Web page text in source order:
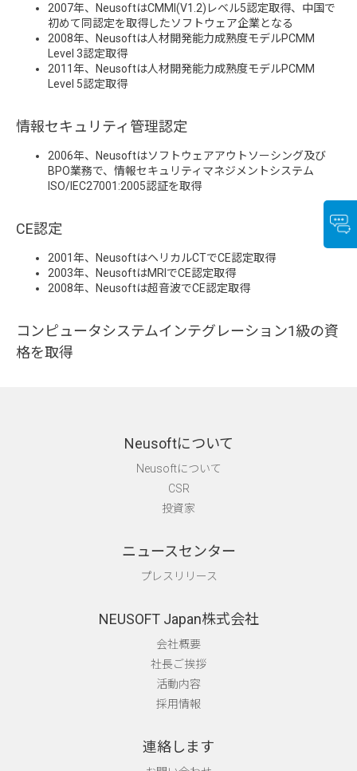
2007年、NeusoftはCMMI(V1.2)レベル5認定取得、中国で
初めて同認定を取得したソフトウェア企業となる
2008年、Neusoftは人材開発能力成熟度モデルPCMM
Level 3認定取得
2011年、Neusoftは人材開発能力成熟度モデルPCMM
Level 5認定取得
情報セキュリティ管理認定
2006年、Neusoftはソフトウェアアウトソーシング及び
BPO業務で、情報セキュリティマネジメントシステム
ISO/IEC27001:2005認証を取得
CE認定
2001年、NeusoftはヘリカルCTでCE認定取得
2003年、NeusoftはMRIでCE認定取得
2008年、Neusoftは超音波でCE認定取得
コンピュータシステムインテグレーション1級の資
格を取得
Neusoftについて
Neusoftについて
CSR
投資家
ニュースセンター
プレスリリース
NEUSOFT Japan株式会社
会社概要
社長ご挨拶
活動内容
採用情報
連絡します